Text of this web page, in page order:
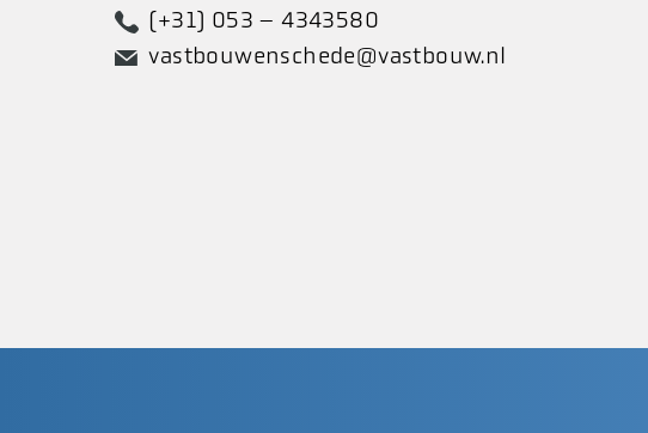
(+31) 053 – 4343580
vastbouwenschede@vastbouw.nl